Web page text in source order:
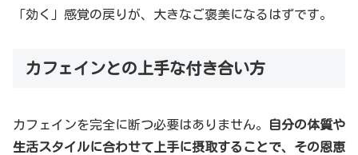
「効く」感覚の戻りが、大きなご褒美になるはずです。
カフェインとの上手な付き合い方
カフェインを完全に断つ必要はありません。
自分の体質や
生活スタイルに合わせて上手に摂取することで、その恩恵